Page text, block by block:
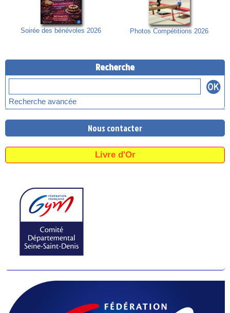
Soirée des bénévoles 2026 Photos Compétitions 2026
Recherche
Recherche avancée
Nous contacter
Livre d'Or